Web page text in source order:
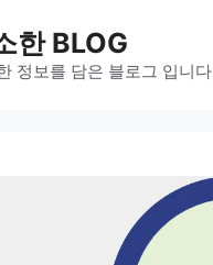
한 BLOG
정보를 담은 블로그 입니다